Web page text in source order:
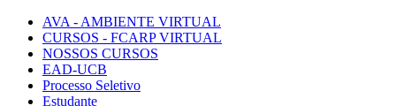
AVA - AMBIENTE VIRTUAL
CURSOS - FCARP VIRTUAL
NOSSOS CURSOS
EAD-UCB
Processo Seletivo
Estudante